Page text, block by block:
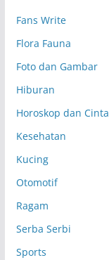
Fans Write
Flora Fauna
Foto dan Gambar
Hiburan
Horoskop dan Cinta
Kesehatan
Kucing
Otomotif
Ragam
Serba Serbi
Sports